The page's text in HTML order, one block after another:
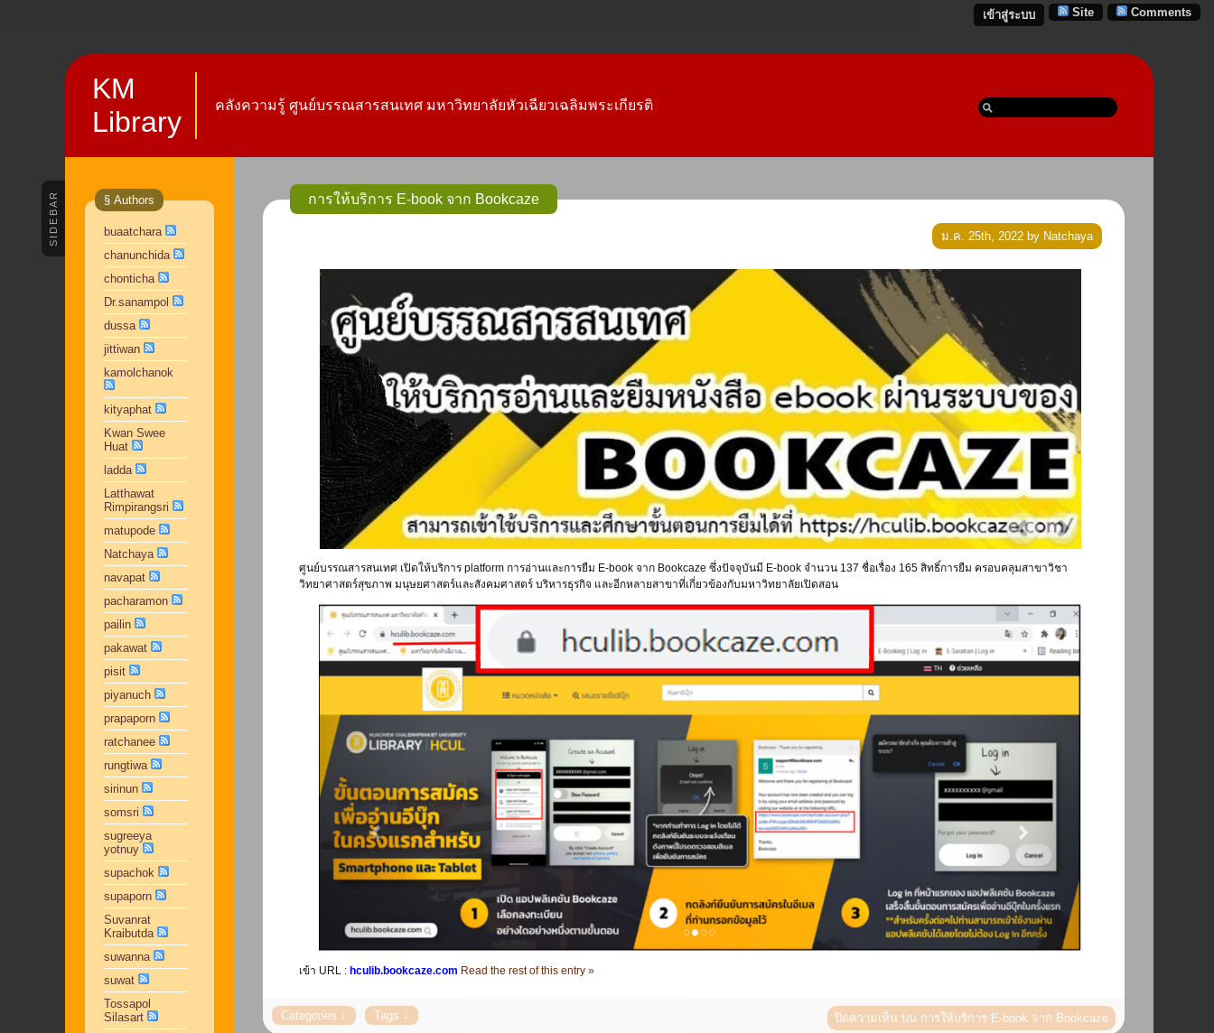
Comments
Site
เข้าสู่ระบบ
KM
Library
คลังความรู้ ศูนย์บรรณสารสนเทศ มหาวิทยาลัยหัวเฉียวเฉลิมพระเกียรติ
SIDEBAR § Authors
buaatchara
chanunchida
chonticha
Dr.sanampol
dussa
jittiwan
kamolchanok
kityaphat
Kwan Swee
Huat
ladda
Latthawat
Rimpirangsri
matupode
Natchaya
navapat
pacharamon
pailin
pakawat
pisit
piyanuch
prapaporn
ratchanee
rungtiwa
sirinun
somsri
sugreeya
yotnuy
supachok
supaporn
Suvanrat
Kraibutda
suwanna
suwat
Tossapol
Silasart
การให้บริการ E-book จาก Bookcaze
ม.ค. 25th, 2022 by Natchaya
ศูนย์บรรณสารสนเทศ เปิดให้บริการ platform การอ่านและการยืม E-book จาก Bookcaze ซึ่งปัจจุบันมี E-book จำนวน 137 ชื่อเรื่อง 165 สิทธิ์การยืม ครอบคลุมสาขาวิชา
วิทยาศาสตร์สุขภาพ มนุษยศาสตร์และสังคมศาสตร์ บริหารธุรกิจ และอีกหลายสาขาที่เกี่ยวข้องกับมหาวิทยาลัยเปิดสอน
เข้า URL : hculib.bookcaze.com Read the rest of this entry »
ปิดความเห็น บน การให้บริการ E-book จาก Bookcaze